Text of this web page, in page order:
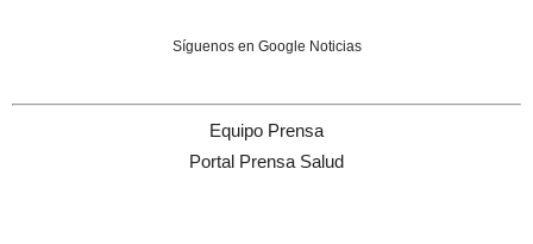
Síguenos en Google Noticias
Equipo Prensa
Portal Prensa Salud